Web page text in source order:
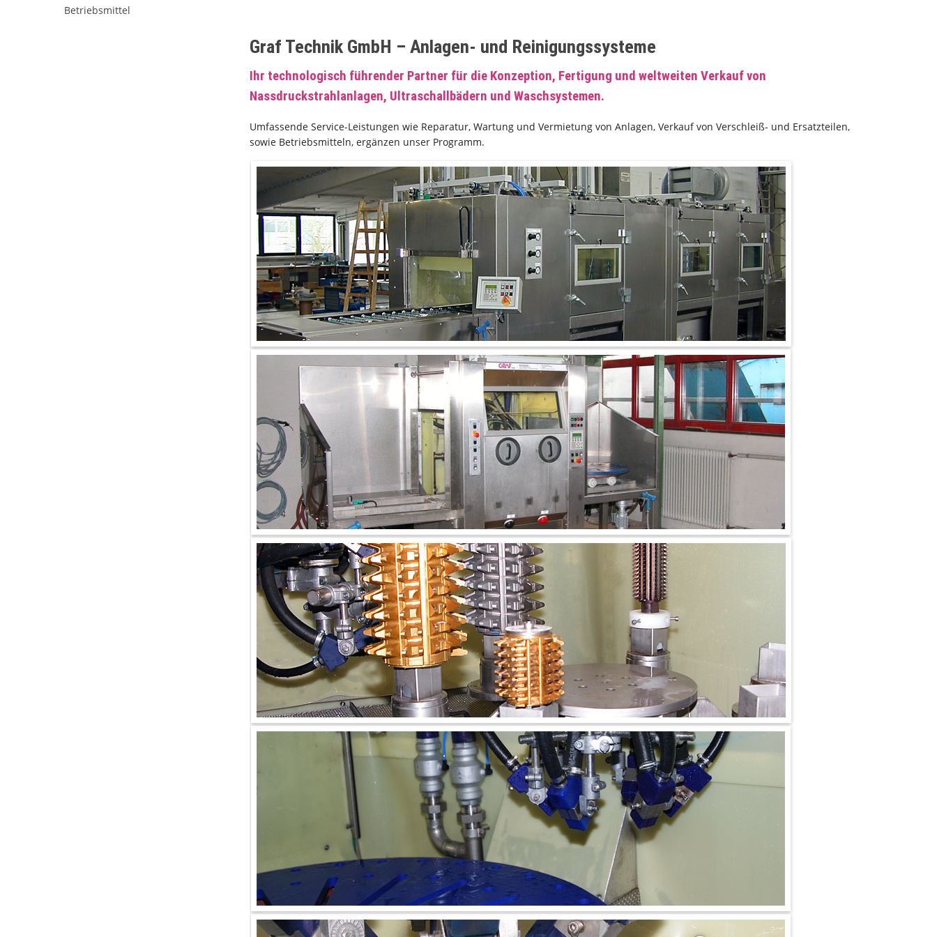
Betriebsmittel
Graf Technik GmbH – Anlagen- und Reinigungssysteme
Ihr technologisch führender Partner für die Konzeption, Fertigung und weltweiten Verkauf von
Nassdruckstrahlanlagen, Ultraschallbädern und Waschsystemen.
Umfassende Service-Leistungen wie Reparatur, Wartung und Vermietung von Anlagen, Verkauf von Verschleiß- und Ersatzteilen,
sowie Betriebsmitteln, ergänzen unser Programm.